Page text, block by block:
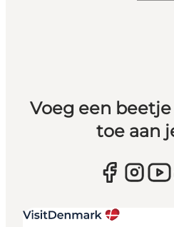
Voeg een
toe aan